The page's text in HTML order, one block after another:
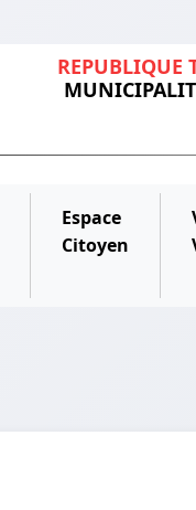
REPUBLIQUE
Espace
Citoyen